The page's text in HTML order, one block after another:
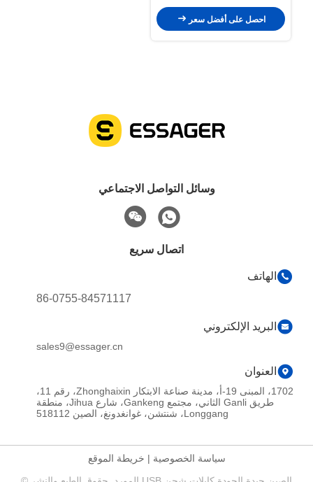
احصل على أفضل سعر
وسائل التواصل الاجتماعي
اتصال سريع
الهاتف
86-0755-84571117
البريد الإلكتروني
sales9@essager.cn
العنوان
1702، المبنى 19-أ، مدينة صناعة الابتكار Zhonghaixin، رقم 11،
طريق Ganli الثاني، مجتمع Gankeng، شارع Jihua، منطقة
Longgang، شنتشن، غوانغدونغ، الصين 518112
سياسة الخصوصية | خريطة الموقع